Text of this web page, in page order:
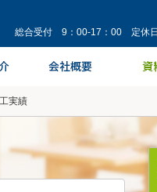
総合受付 9：00-17：00 定休日
実績